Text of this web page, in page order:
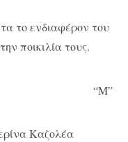
το ενδιαφέρον του
ποικιλία τους.
“Μ”
Καζολέα